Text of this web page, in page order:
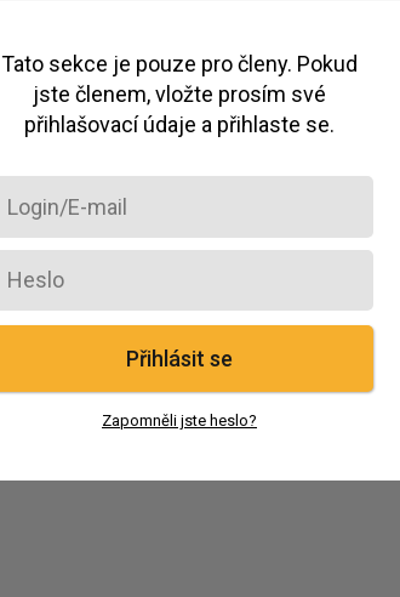
Tato sekce je pouze pro členy. Pokud
jste členem, vložte prosím své
přihlašovací údaje a přihlaste se.
Přihlásit se
Zapomněli jste heslo?